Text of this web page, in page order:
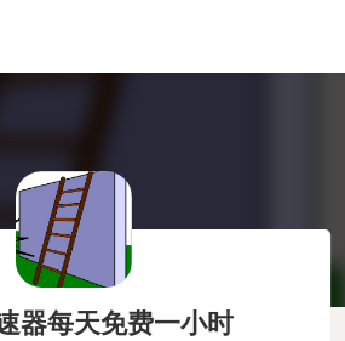
器每天免费一小时